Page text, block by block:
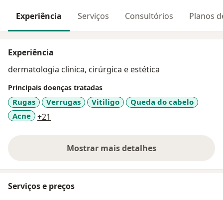
Experiência Serviços Consultórios Planos
Experiência
dermatologia clinica, cirúrgica e estética
Principais doenças tratadas
Rugas Verrugas Vitiligo
Queda do cabelo
Acne
+21
Mostrar mais detalhes
sobre a experiência
Serviços e preços